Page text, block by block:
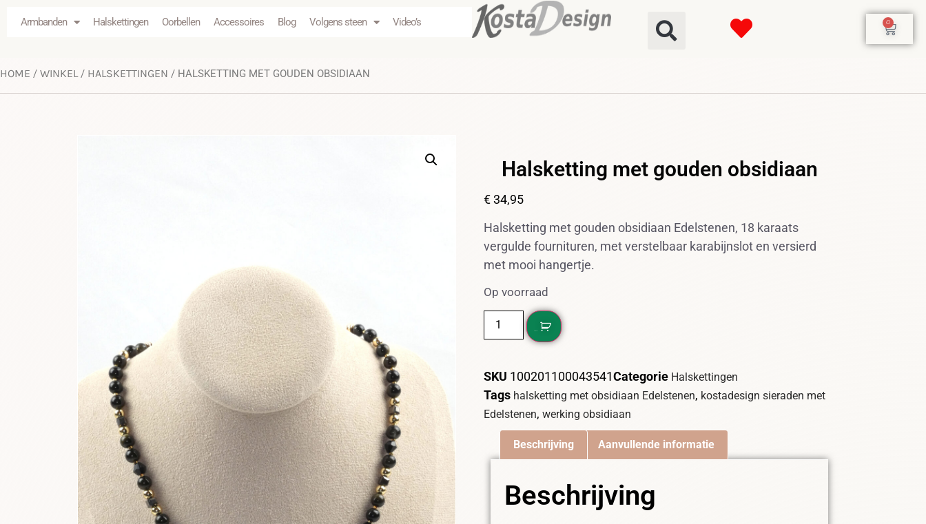
Armbanden Halskettingen Oorbellen Accessoires Blog Volgens steen Video’s 0
HOME / WINKEL/ HALSKETTINGEN / HALSKETTING MET GOUDEN OBSIDIAAN
Halsketting met gouden obsidiaan
€34,95
Halsketting met gouden obsidiaan Edelstenen, 18 karaats
vergulde fournituren, met verstelbaar karabijnslot en versierd
met mooi hangertje.
Op voorraad
SKU 100201100043541Categorie Halskettingen
Tags halsketting met obsidiaan Edelstenen, kostadesign sieraden met
Edelstenen, werking obsidiaan
Beschrijving Aanvullende informatie
Beschrijving